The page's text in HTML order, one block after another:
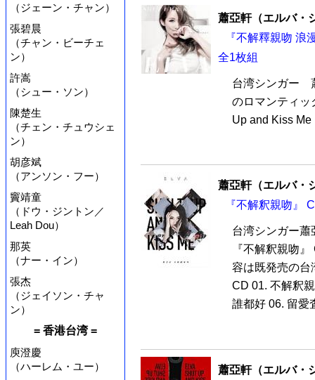
（ジェーン・チャン）
張碧晨
（チャン・ビーチェ
ン）
許嵩
（シュー・ソン）
陳楚生
（チェン・チュウシェ
ン）
胡彦斌
（アンソン・フー）
竇靖童
（ドウ・ジントン／
Leah Dou）
那英
（ナー・イン）
張杰
（ジェイソン・チャ
ン）
= 香港台湾 =
庾澄慶
（ハーレム・ユー）
蕭亞軒（エルバ・
『不解釋親吻 浪
全1枚組
台湾シンガー
のロマンティッ
Up and Kiss
蕭亞軒（エルバ・
『不解釈親吻』
台湾シンガー蕭
『不解釈親吻
容は既発売の台
CD 01. 不解釈
誰都好 06. 留愛
蕭亞軒（エルバ・